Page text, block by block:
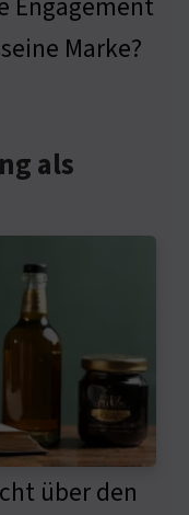
Marke?
als
über den